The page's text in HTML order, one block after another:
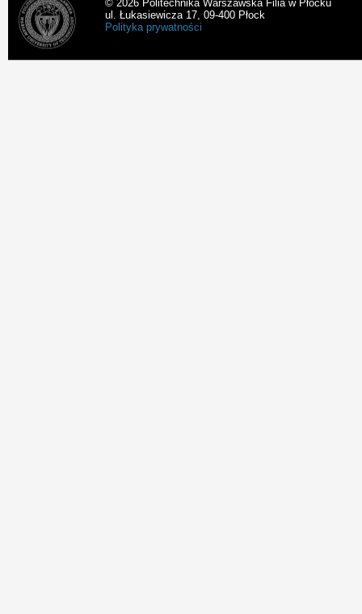
© 2026 Politechnika Warszawska Filia w Płocku
ul. Łukasiewicza 17, 09-400 Płock
Polityka prywatności